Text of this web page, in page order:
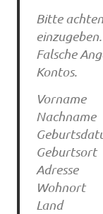
Bitte
einzugeben.
Falsche
Kontos.
Vorname
Nachname
Geburtsort
Adresse
Wohnort
Land